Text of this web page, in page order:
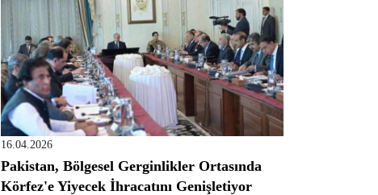
16.04.2026
Pakistan, Bölgesel Gerginlikler Ortasında
Körfez'e Yiyecek İhracatını Genişletiyor